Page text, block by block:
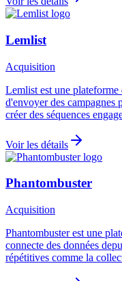
Lemlist
Acquisition
Lemlist est une
d'envoyer des campagnes
créer des séquences
Voir les détails
Phantombuster
Acquisition
Phantombuster est une
connecte des données
répétitives comme la